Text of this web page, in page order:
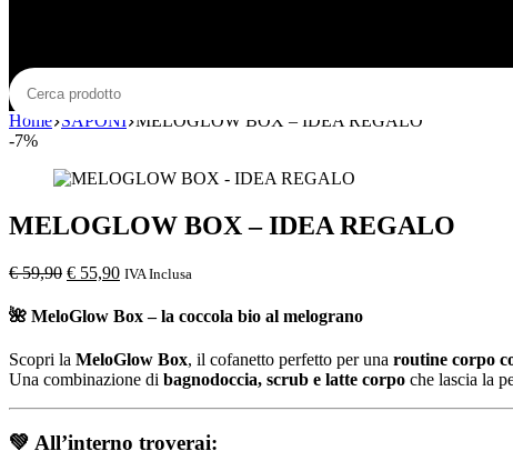
Home SAPONI MELOGLOW BOX – IDEA REGALO
-7%
MELOGLOW BOX – IDEA REGALO
€59,90 Il
originale
€ 59,90.
€ 55,90Il
attuale
€ 55,90.
IVA Inclusa
🌺 MeloGlow Box – la coccola bio al melograno
Scopri la MeloGlow Box, il cofanetto perfetto per una routine corpo
Una combinazione di bagnodoccia, scrub e latte corpo che lascia la
💚 All’interno troverai: